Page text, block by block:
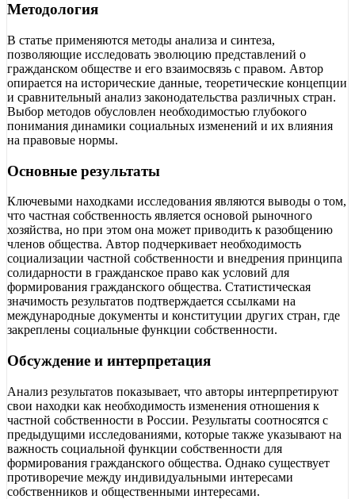
Методология
В статье применяются методы анализа и синтеза,
позволяющие исследовать эволюцию представлений о
гражданском обществе и его взаимосвязь с правом. Автор
опирается на исторические данные, теоретические концепции
и сравнительный анализ законодательства различных стран.
Выбор методов обусловлен необходимостью глубокого
понимания динамики социальных изменений и их влияния
на правовые нормы.
Основные результаты
Ключевыми находками исследования являются выводы о том,
что частная собственность является основой рыночного
хозяйства, но при этом она может приводить к разобщению
членов общества. Автор подчеркивает необходимость
социализации частной собственности и внедрения принципа
солидарности в гражданское право как условий для
формирования гражданского общества. Статистическая
значимость результатов подтверждается ссылками на
международные документы и конституции других стран, где
закреплены социальные функции собственности.
Обсуждение и интерпретация
Анализ результатов показывает, что авторы интерпретируют
свои находки как необходимость изменения отношения к
частной собственности в России. Результаты соотносятся с
предыдущими исследованиями, которые также указывают на
важность социальной функции собственности для
формирования гражданского общества. Однако существует
противоречие между индивидуальными интересами
собственников и общественными интересами.